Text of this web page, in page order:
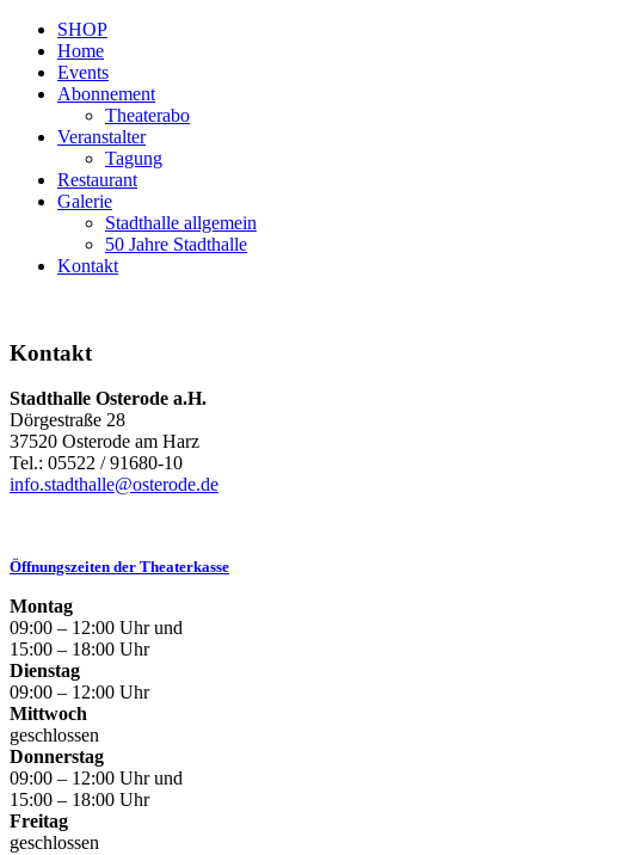
SHOP
Home
Events
Abonnement
Theaterabo
Veranstalter
Tagung
Restaurant
Galerie
Stadthalle allgemein
50 Jahre Stadthalle
Kontakt
Kontakt
Stadthalle Osterode a.H.
Dörgestraße 28
37520 Osterode am Harz
Tel.: 05522 / 91680-10
info.stadthalle@osterode.de
Öffnungszeiten der Theaterkasse
Montag
09:00 – 12:00 Uhr und
15:00 – 18:00 Uhr
Dienstag
09:00 – 12:00 Uhr
Mittwoch
geschlossen
Donnerstag
09:00 – 12:00 Uhr und
15:00 – 18:00 Uhr
Freitag
geschlossen